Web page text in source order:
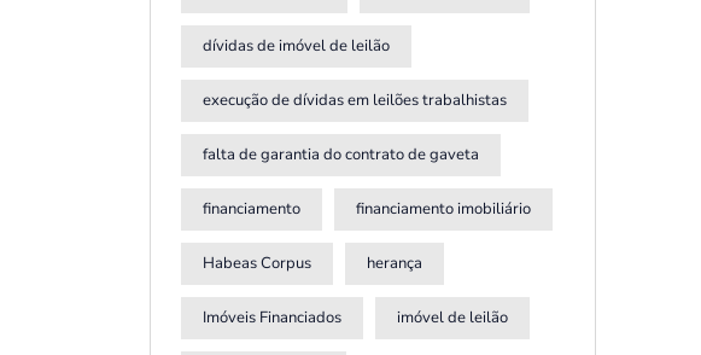
dívidas de imóvel de leilão
execução de dívidas em leilões trabalhistas
falta de garantia do contrato de gaveta
financiamento financiamento imobiliário
Habeas Corpus herança
Imóveis Financiados imóvel de leilão